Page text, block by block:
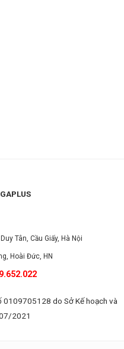
Tân, Cầu Giấy, Hà Nội
Hoài Đức, HN
0109705128 do Sở Kế hoạch và
2021